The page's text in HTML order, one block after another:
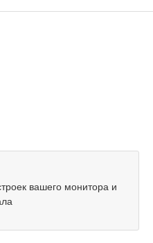
вашего монитора и